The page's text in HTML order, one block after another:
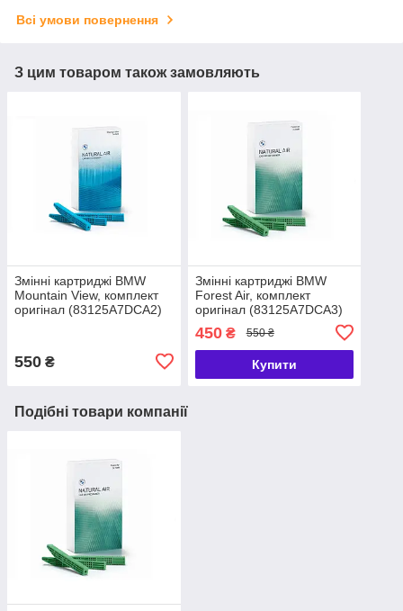
Всі умови повернення
З цим товаром також замовляють
Змінні картриджі BMW
Mountain View, комплект
оригінал (83125A7DCA2)
550 ₴
Змінні картриджі BMW
Forest Air, комплект
оригінал (83125A7DCA3)
450₴ 550 ₴
Купити
Подібні товари компанії